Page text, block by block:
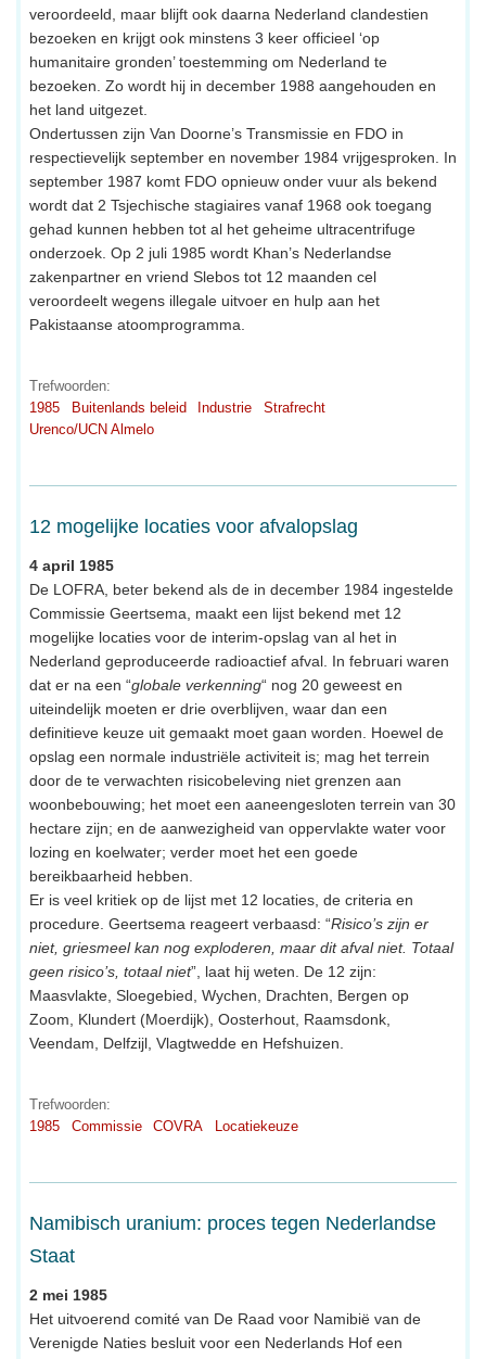
veroordeeld, maar blijft ook daarna Nederland clandestien
bezoeken en krijgt ook minstens 3 keer officieel ‘op
humanitaire gronden’ toestemming om Nederland te
bezoeken. Zo wordt hij in december 1988 aangehouden en
het land uitgezet.
Ondertussen zijn Van Doorne’s Transmissie en FDO in
respectievelijk september en november 1984 vrijgesproken. In
september 1987 komt FDO opnieuw onder vuur als bekend
wordt dat 2 Tsjechische stagiaires vanaf 1968 ook toegang
gehad kunnen hebben tot al het geheime ultracentrifuge
onderzoek. Op 2 juli 1985 wordt Khan’s Nederlandse
zakenpartner en vriend Slebos tot 12 maanden cel
veroordeelt wegens illegale uitvoer en hulp aan het
Pakistaanse atoomprogramma.
Trefwoorden:
1985
Buitenlands beleid Industrie
Strafrecht
Urenco/UCN Almelo
12 mogelijke locaties voor afvalopslag
4 april 1985
De LOFRA, beter bekend als de in december 1984 ingestelde
Commissie Geertsema, maakt een lijst bekend met 12
mogelijke locaties voor de interim-opslag van al het in
Nederland geproduceerde radioactief afval. In februari waren
dat er na een “globale verkenning“ nog 20 geweest en
uiteindelijk moeten er drie overblijven, waar dan een
definitieve keuze uit gemaakt moet gaan worden. Hoewel de
opslag een normale industriële activiteit is; mag het terrein
door de te verwachten risicobeleving niet grenzen aan
woonbebouwing; het moet een aaneengesloten terrein van 30
hectare zijn; en de aanwezigheid van oppervlakte water voor
lozing en koelwater; verder moet het een goede
bereikbaarheid hebben.
Er is veel kritiek op de lijst met 12 locaties, de criteria en
procedure. Geertsema reageert verbaasd: “Risico’s zijn er
niet, griesmeel kan nog exploderen, maar dit afval niet. Totaal
geen risico’s, totaal niet”, laat hij weten. De 12 zijn:
Maasvlakte, Sloegebied, Wychen, Drachten, Bergen op
Zoom, Klundert (Moerdijk), Oosterhout, Raamsdonk,
Veendam, Delfzijl, Vlagtwedde en Hefshuizen.
Trefwoorden:
1985
Commissie COVRA Locatiekeuze
Namibisch uranium: proces tegen Nederlandse
Staat
2 mei 1985
Het uitvoerend comité van De Raad voor Namibië van de
Verenigde Naties besluit voor een Nederlands Hof een